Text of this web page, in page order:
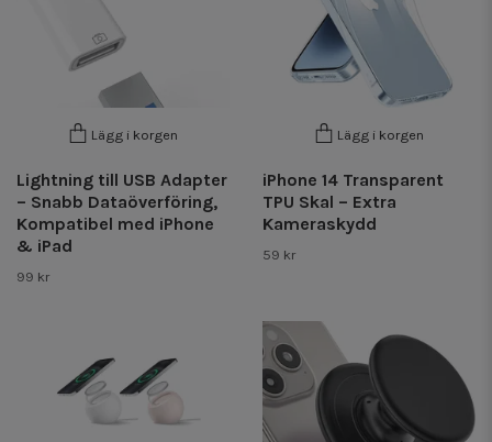
Lägg i korgen
Lightning till USB Adapter
– Snabb Dataöverföring,
Kompatibel med iPhone
& iPad
99 kr
Lägg i korgen
iPhone 14 Transparent
TPU Skal – Extra
Kameraskydd
59 kr